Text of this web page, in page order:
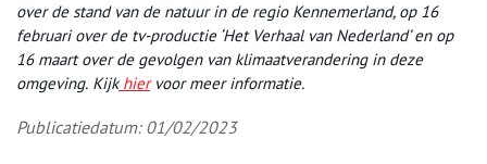
over de stand van de natuur in de regio Kennemerland, op 16
februari over de tv-productie ‘Het Verhaal van Nederland’ en op
16 maart over de gevolgen van klimaatverandering in deze
omgeving. Kijkhiervoor meer informatie.
Publicatiedatum: 01/02/2023